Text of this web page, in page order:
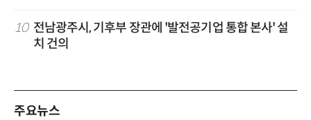
10 전남광주시, 기후부 장관에 '발전공기업 통합 본사' 설
치 건의
주요뉴스